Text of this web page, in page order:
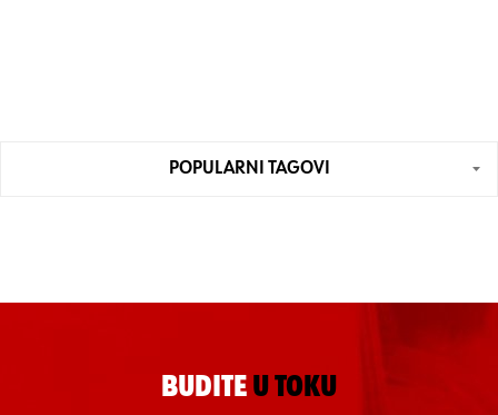
POPULARNI TAGOVI
BUDITE U TOKU